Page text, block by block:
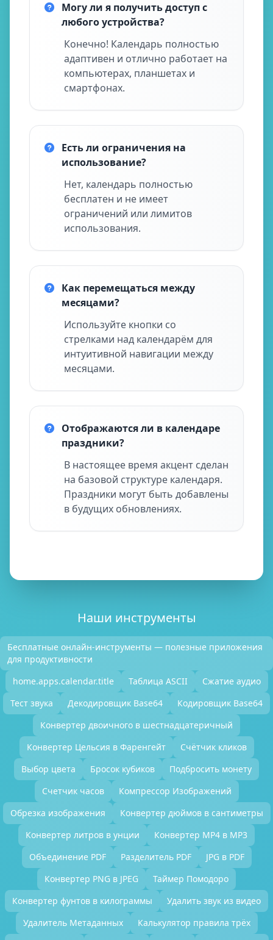
Могу ли я получить доступ с
любого устройства?
Конечно! Календарь полностью
адаптивен и отлично работает на
компьютерах, планшетах и
смартфонах.
Есть ли ограничения на
использование?
Нет, календарь полностью
бесплатен и не имеет
ограничений или лимитов
использования.
Как перемещаться между
месяцами?
Используйте кнопки со
стрелками над календарём для
интуитивной навигации между
месяцами.
Отображаются ли в календаре
праздники?
В настоящее время акцент сделан
на базовой структуре календаря.
Праздники могут быть добавлены
в будущих обновлениях.
Наши инструменты
Бесплатные онлайн-инструменты — полезные приложения
для продуктивности
home.apps.calendar.title
Таблица ASCII
Сжатие аудио
Тест звука
Декодировщик Base64
Кодировщик Base64
Конвертер двоичного в шестнадцатеричный
Конвертер Цельсия в Фаренгейт
Счётчик кликов
Выбор цвета
Бросок кубиков
Подбросить монету
Счетчик часов
Компрессор Изображений
Обрезка изображения
Конвертер дюймов в сантиметры
Конвертер литров в унции
Конвертер MP4 в MP3
Объединение PDF
Разделитель PDF
JPG в PDF
Конвертер PNG в JPEG
Таймер Помодоро
Конвертер фунтов в килограммы
Удалить звук из видео
Удалитель Метаданных
Калькулятор правила трёх